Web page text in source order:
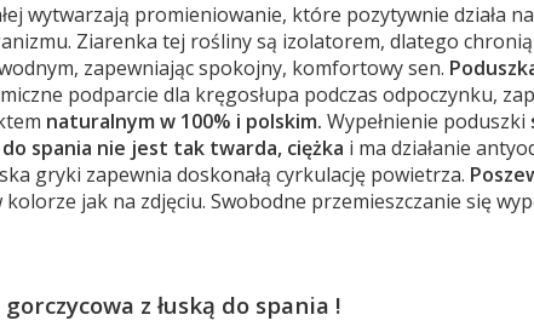
wytwarzają promieniowanie, które pozytywnie działa
Ziarenka tej rośliny są izolatorem, dlatego
zapewniając spokojny, komfortowy sen.
podparcie dla kręgosłupa podczas odpoczynku,
naturalnym w 100% i polskim. Wypełnienie poduszki
spania nie jest tak twarda, ciężka i ma działanie
gryki zapewnia doskonałą cyrkulację powietrza.
kolorze jak na zdjęciu. Swobodne przemieszczanie się
z łuską do spania !